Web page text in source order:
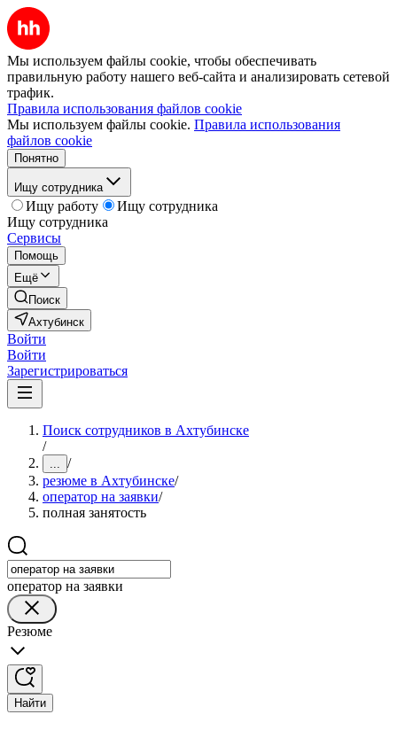
Мы используем файлы cookie, чтобы обеспечивать
правильную работу нашего веб-сайта и анализировать сетевой
трафик.
Правила использования файлов cookie
Мы используем файлы cookie. Правила использования
файлов cookie
Понятно
Ищу сотрудника
Ищу работу
Ищу сотрудника
Ищу сотрудника
Сервисы
Помощь
Ещё
Поиск
Ахтубинск
Войти
Войти
Зарегистрироваться
Поиск сотрудников в Ахтубинске
/
... /
резюме в Ахтубинске/
оператор на заявки/
полная занятость
оператор на заявки
Резюме
Найти